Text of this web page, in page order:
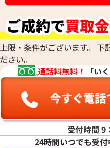
ハ行
マ行
ヤ行
上限・条件がございます。 下
ださい。
通話料無料！
「い
受付時間 9
24時間いつでも受付